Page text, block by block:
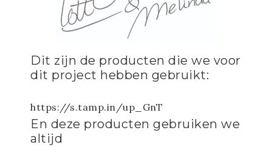
Dit zijn de producten die we voor
dit project hebben gebruikt:
https://s.tamp.in/up_GnT
En deze producten gebruiken we
altijd